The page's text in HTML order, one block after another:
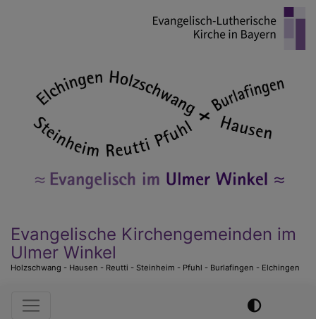
Evangelische Kirchengemeinden im
Ulmer Winkel
Holzschwang - Hausen - Reutti - Steinheim - Pfuhl - Burlafingen - Elchingen
Hauptnavigation